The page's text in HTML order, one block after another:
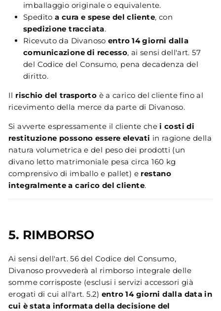
imballaggio originale o equivalente.
Speditoa cura e spese del cliente, con
spedizione tracciata.
Ricevuto da Divanosoentro 14 giorni dalla
comunicazione di recesso, ai sensi dell'art. 57
del Codice del Consumo, pena decadenza del
diritto.
Il rischio del trasporto è a carico del cliente fino al
ricevimento della merce da parte di Divanoso.
Si avverte espressamente il cliente chei costi di
restituzione possono essere elevati in ragione della
natura volumetrica e del peso dei prodotti (un
divano letto matrimoniale pesa circa 160 kg
comprensivo di imballo e pallet) e restano
integralmente a carico del cliente.
5. RIMBORSO
Ai sensi dell'art. 56 del Codice del Consumo,
Divanoso provvederà al rimborso integrale delle
somme corrisposte (esclusi i servizi accessori già
erogati di cui all'art. 5.2)entro 14 giorni dalla data in
cui è stata informata della decisione del